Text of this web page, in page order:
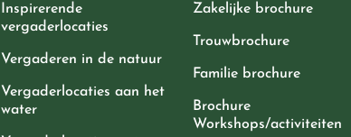
Inspirerende
vergaderlocaties
Vergaderen in de natuur
Vergaderlocaties aan het
water
Zakelijke brochure
Trouwbrochure
Familie brochure
Brochure
Workshops/activiteiten